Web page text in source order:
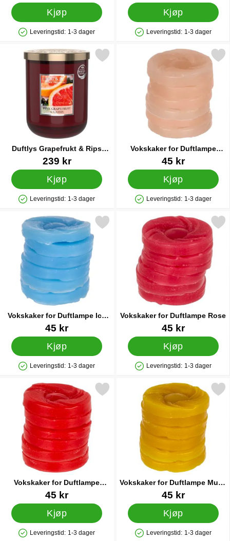
Kjøp
Produkttilgjengelighet: På lager
Leveringstid: 1-3 dager
Kjøp
Produkttilgjengelighet: På lager
Leveringstid: 1-3 dager
Duftlys Grapefrukt & Rips
Stort
Varenummer 33185
239 kr
Kjøp
Produkttilgjengelighet: På lager
Leveringstid: 1-3 dager
Merk duftlys Grapefrukt & Rips Stort som favoritt
Vokskaker for Duftlampe
Invincible
Varenummer 34400
45 kr
Kjøp
Produkttilgjengelighet: På lager
Leveringstid: 1-3 dager
Merk vokskaker for
Vokskaker for Duftlampe Ice
Water
Varenummer 34402
45 kr
Kjøp
Produkttilgjengelighet: På lager
Leveringstid: 1-3 dager
Merk vokskaker for Duftlampe Ice Water som favoritt
Vokskaker for Duftlampe Rose
Varenummer 34404
45 kr
Kjøp
Produkttilgjengelighet: På lager
Leveringstid: 1-3 dager
Merk vokskaker for
Vokskaker for Duftlampe
Strawberry
Varenummer 34405
45 kr
Kjøp
Produkttilgjengelighet: På lager
Leveringstid: 1-3 dager
Merk vokskaker for Duftlampe Strawberry som favoritt
Vokskaker for Duftlampe Musk
& Wood
Varenummer 34409
45 kr
Kjøp
Produkttilgjengelighet: På lager
Leveringstid: 1-3 dager
Merk vokskaker for Duftlampe